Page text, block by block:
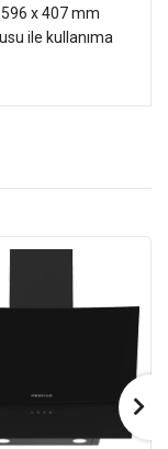
596 x 407 mm
ile kullanıma